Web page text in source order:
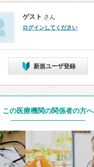
ゲスト さん
ログインしてください
新規ユーザ登録
この医療機関の関係者の方へ